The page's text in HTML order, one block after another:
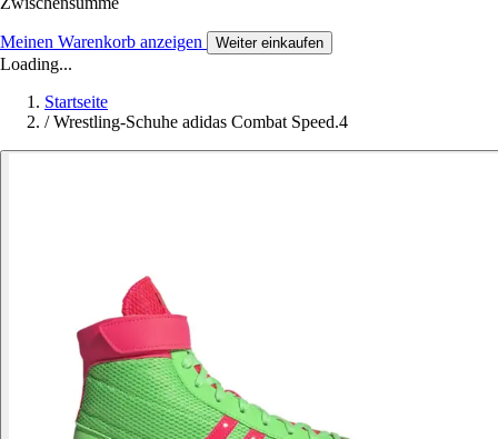
Meinen Warenkorb anzeigen Weiter einkaufen
Loading...
Startseite
/ Wrestling-Schuhe adidas Combat Speed.4